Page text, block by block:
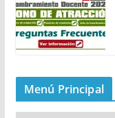
Menú Principal